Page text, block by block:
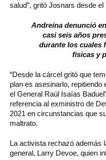
salud”, gritó Josnars desde el
Andreína denunció
casi seis años
durante los cuales
físicas y
“Desde la cárcel gritó que
plan es asesinarlo, repitiendo
el General Raúl Isaías
referencia al exministro de
2021 en circunstancias que
maltrato.
La activista rechazó además
general, Larry Devoe, quien